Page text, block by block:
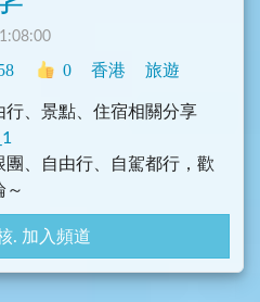
0 香港 旅遊
、景點、住宿相關分享
、自由行、自駕都行，歡
～
、行程討論及香港旅遊趣
加入頻道